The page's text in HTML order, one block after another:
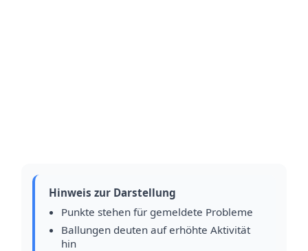
Hinweis zur Darstellung
Punkte stehen für gemeldete Probleme
Ballungen deuten auf erhöhte Aktivität
hin